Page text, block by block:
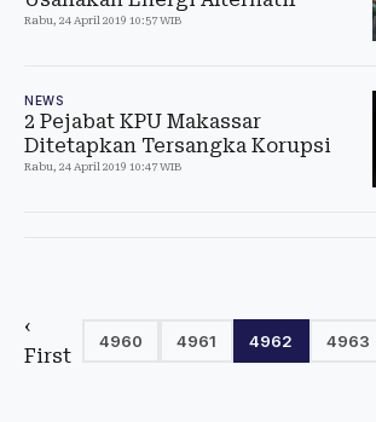
Rabu, 24 April 2019 10:57 WIB
NEWS
2 Pejabat KPU Makassar
Ditetapkan Tersangka Korupsi
Rabu, 24 April 2019 10:47 WIB
‹
First
4960 4961 4962 4963